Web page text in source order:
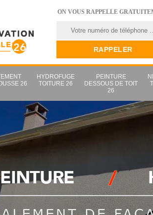
ON VOUS RAPPELLE
26
HYDROFUGE
TOITURE 26
PEINTURE
DESSOUS DE TOIT
26